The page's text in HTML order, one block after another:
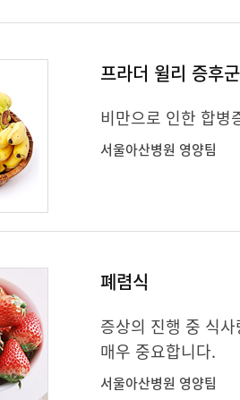
프라더 윌리 증후
비만으로 인한 합병
서울아산병원 영양팀
폐렴식
증상의 진행 중 식
매우 중요합니다.
서울아산병원 영양팀